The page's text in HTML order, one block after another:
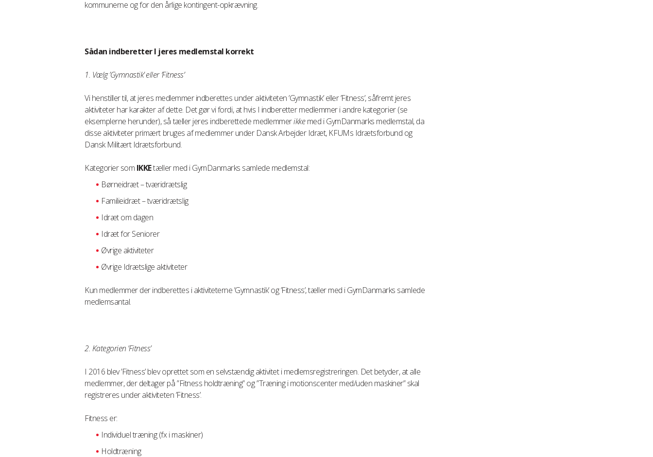
kommunerne og for den årlige kontingent-opkrævning.
Sådan indberetter I jeres medlemstal korrekt
1. Vælg ’Gymnastik’ eller ’Fitness’
Vi henstiller til, at jeres medlemmer indberettes under aktiviteten ’Gymnastik’ eller ’Fitness’, såfremt jeres
aktiviteter har karakter af dette. Det gør vi fordi, at hvis I indberetter medlemmer i andre kategorier (se
eksemplerne herunder), så tæller jeres indberettede medlemmerikkemed i GymDanmarks medlemstal, da
disse aktiviteter primært bruges af medlemmer under Dansk Arbejder Idræt, KFUMs Idrætsforbund og
Dansk Militært Idrætsforbund.
Kategorier som IKKEtæller med i GymDanmarks samlede medlemstal:
Børneidræt – tværidrætslig
Familieidræt – tværidrætslig
Idræt om dagen
Idræt for Seniorer
Øvrige aktiviteter
Øvrige Idrætslige aktiviteter
Kun medlemmer der indberettes i aktiviteterne ’Gymnastik’ og ’Fitness’, tæller med i GymDanmarks samlede
medlemsantal.
2. Kategorien ’Fitness’
I 2016 blev ’Fitness’ blev oprettet som en selvstændig aktivitet i medlemsregistreringen. Det betyder, at alle
medlemmer, der deltager på ”Fitness holdtræning” og ”Træning i motionscenter med/uden maskiner” skal
registreres under aktiviteten ’Fitness’.
Fitness er:
Individuel træning (fx i maskiner)
Holdtræning